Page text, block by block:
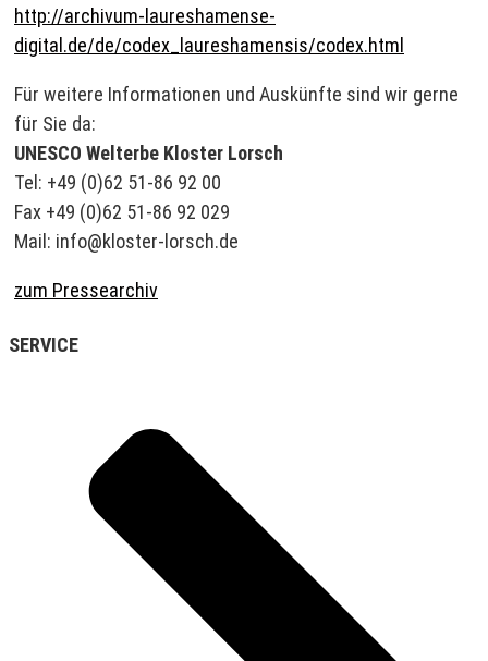
http://archivum-laureshamense-
digital.de/de/codex_laureshamensis/codex.html
Für weitere Informationen und Auskünfte sind wir gerne
für Sie da:
UNESCO Welterbe Kloster Lorsch
Tel: +49 (0)62 51-86 92 00
Fax +49 (0)62 51-86 92 029
Mail: info@kloster-lorsch.de
zum Pressearchiv
SERVICE